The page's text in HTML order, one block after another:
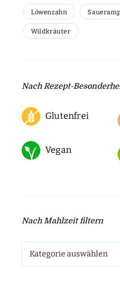
Löwenzahn
Wildkräuter
Nach Rezept-
Glutenfrei
Vegan
Nach Mahlzeit filtern